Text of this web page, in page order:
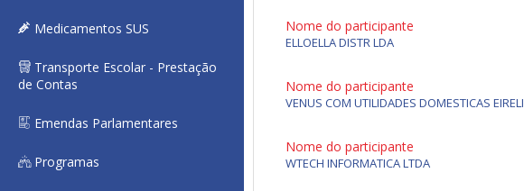
Medicamentos SUS
Transporte Escolar - Prestação
de Contas
Emendas Parlamentares
Programas
Nome do participante
ELLOELLA DISTR LDA
Nome do participante
VENUS COM UTILIDADES DOMESTICAS EIRELI
Nome do participante
WTECH INFORMATICA LTDA